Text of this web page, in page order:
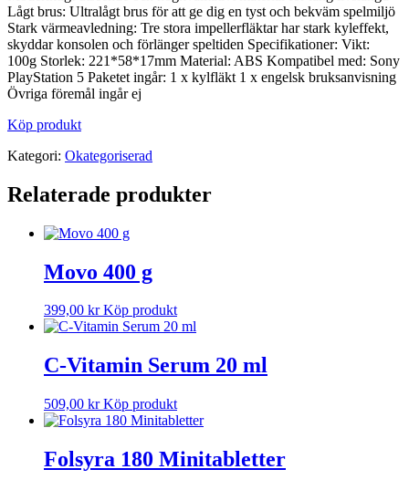
Lågt brus: Ultralågt brus för att ge dig en tyst och bekväm spelmiljö
Stark värmeavledning: Tre stora impellerfläktar har stark kyleffekt,
skyddar konsolen och förlänger speltiden Specifikationer: Vikt:
100g Storlek: 221*58*17mm Material: ABS Kompatibel med: Sony
PlayStation 5 Paketet ingår: 1 x kylfläkt 1 x engelsk bruksanvisning
Övriga föremål ingår ej
Köp produkt
Kategori: Okategoriserad
Relaterade produkter
Movo 400 g
399,00 kr Köp produkt
C-Vitamin Serum 20 ml
509,00 kr Köp produkt
Folsyra 180 Minitabletter